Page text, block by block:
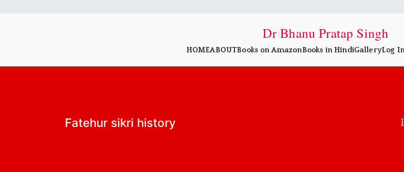
Dr Bhanu Pratap Singh
HOMEABOUTBooks on AmazonBooks in HindiGalleryLog In
Fatehur sikri history